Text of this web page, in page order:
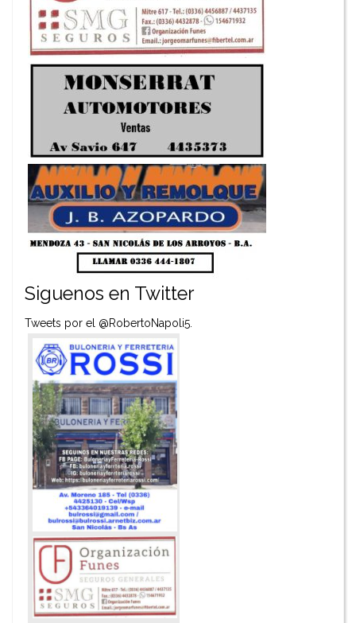
Siguenos en Twitter
Tweets por el @RobertoNapoli5.